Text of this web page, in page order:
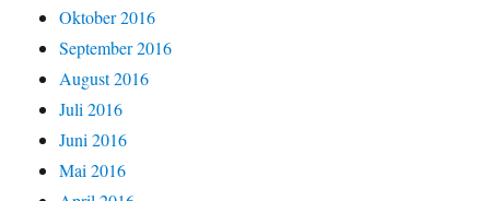
Oktober 2016
September 2016
August 2016
Juli 2016
Juni 2016
Mai 2016